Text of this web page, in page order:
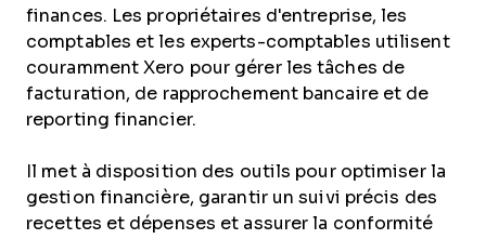
finances. Les propriétaires d'entreprise, les
comptables et les experts-comptables utilisent
couramment Xero pour gérer les tâches de
facturation, de rapprochement bancaire et de
reporting financier.
Il met à disposition des outils pour optimiser la
gestion financière, garantir un suivi précis des
recettes et dépenses et assurer la conformité